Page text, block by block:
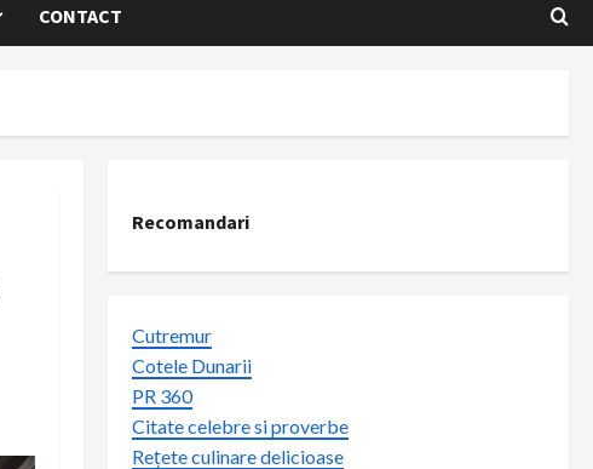
CONTACT
Recomandari
Cutremur
Cotele Dunarii
PR 360
Citate celebre si proverbe
Rețete culinare delicioase